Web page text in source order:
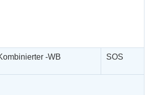
-WB SOS